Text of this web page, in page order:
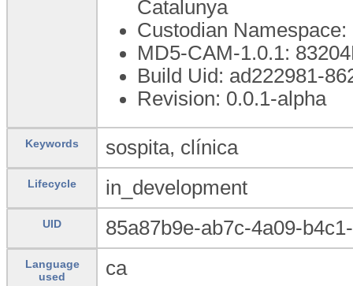
Catalunya
Custodian
MD5-CAM-1.0.1:
Build Uid: ad222981-
Revision: 0.0.1-alpha
Keywords sospita, clínica
Lifecycle in_development
UID 85a87b9e-ab7c-4a09-
Language
used
ca